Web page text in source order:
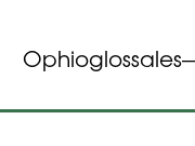
Ophioglossales